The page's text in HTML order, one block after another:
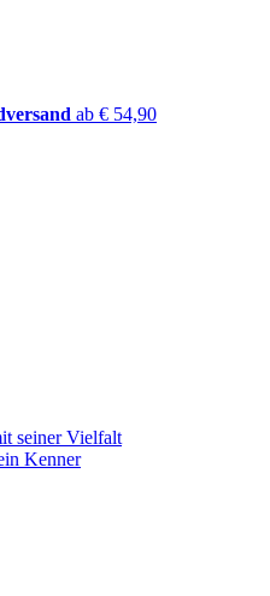
ab € 54,90
seiner Vielfalt
Kenner